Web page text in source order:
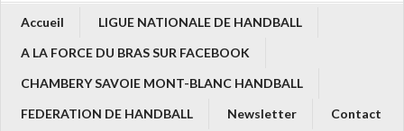
Accueil
LIGUE NATIONALE DE HANDBALL
A LA FORCE DU BRAS SUR FACEBOOK
CHAMBERY SAVOIE MONT-BLANC HANDBALL
FEDERATION DE HANDBALL
Newsletter Contact